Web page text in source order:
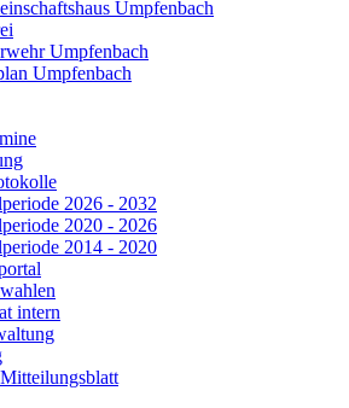
Umpfenbach
Umpfenbach
Umpfenbach
2026 - 2032
2020 - 2026
2014 - 2020
intern